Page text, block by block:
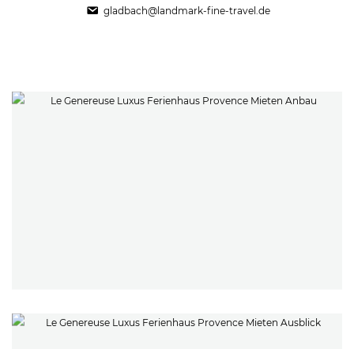
gladbach@landmark-fine-travel.de